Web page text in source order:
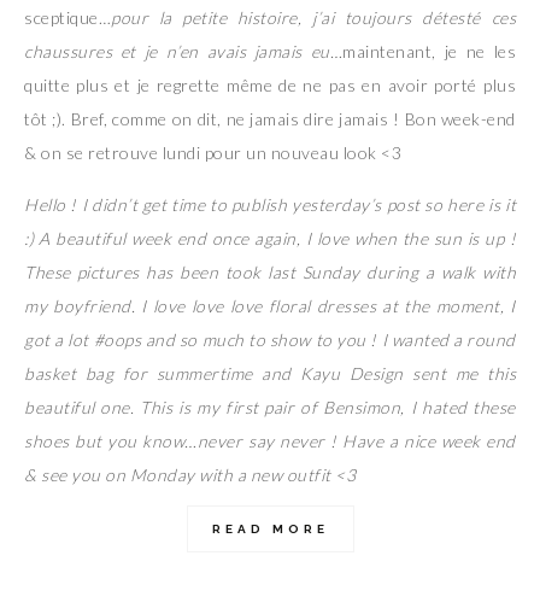
sceptique…pour la petite histoire, j’ai toujours détesté ces
chaussures et je n’en avais jamais eu… maintenant, je ne les
quitte plus et je regrette même de ne pas en avoir porté plus
tôt ;). Bref, comme on dit, ne jamais dire jamais ! Bon week-end
& on se retrouve lundi pour un nouveau look <3
Hello ! I didn’t get time to publish yesterday’s post so here is it
:) A beautiful week end once again, I love when the sun is up !
These pictures has been took last Sunday during a walk with
my boyfriend. I love love love floral dresses at the moment, I
got a lot #oops and so much to show to you ! I wanted a round
basket bag for summertime and Kayu Design sent me this
beautiful one. This is my first pair of Bensimon, I hated these
shoes but you know…never say never ! Have a nice week end
& see you on Monday with a new outfit <3
READ MORE